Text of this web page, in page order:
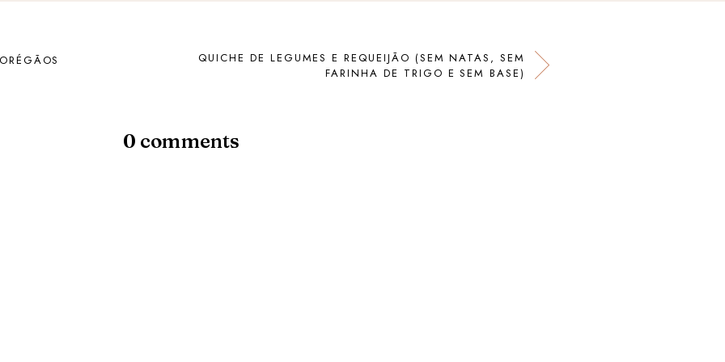
QUICHE DE LEGUMES E REQUEIJÃO (SEM NATAS, SEM
FARINHA DE TRIGO E SEM BASE)
0 comments